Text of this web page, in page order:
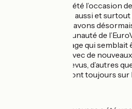
Ce voyage a donc été l’occasion
découvertes. Mais aussi et
rencontres. Nous avons
partie de la communauté de
rentrés de ce voyage qui
sur notre famille avec de
nous avons déjà revus, d’autres
oublier ceux qui sont toujours sur